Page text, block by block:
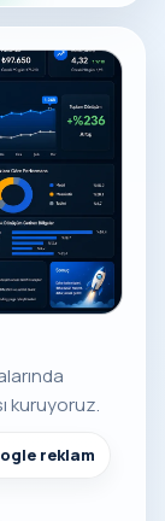
kuruyoruz.
reklam